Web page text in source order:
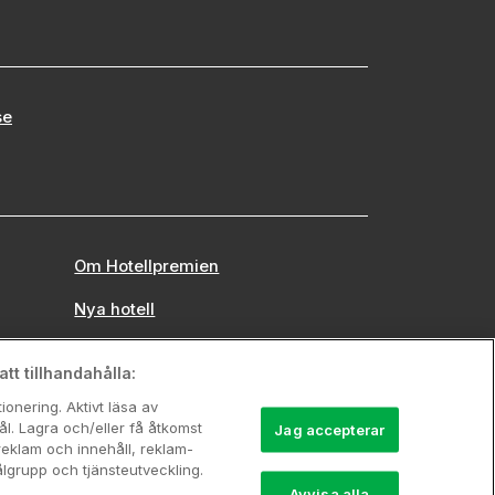
Om Hotellpremien
Nya hotell
tillhandahålla:
Aktivt läsa av
Lagra och/eller få åtkomst
och innehåll, reklam-
och tjänsteutveckling.
Jag accepterar